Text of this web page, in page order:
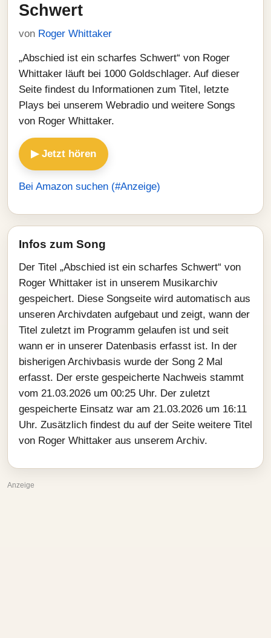
Schwert
von Roger Whittaker
„Abschied ist ein scharfes Schwert“ von Roger
Whittaker läuft bei 1000 Goldschlager. Auf dieser
Seite findest du Informationen zum Titel, letzte
Plays bei unserem Webradio und weitere Songs
von Roger Whittaker.
▶ Jetzt hören
Bei Amazon suchen (#Anzeige)
Infos zum Song
Der Titel „Abschied ist ein scharfes Schwert“ von
Roger Whittaker ist in unserem Musikarchiv
gespeichert. Diese Songseite wird automatisch aus
unseren Archivdaten aufgebaut und zeigt, wann der
Titel zuletzt im Programm gelaufen ist und seit
wann er in unserer Datenbasis erfasst ist. In der
bisherigen Archivbasis wurde der Song 2 Mal
erfasst. Der erste gespeicherte Nachweis stammt
vom 21.03.2026 um 00:25 Uhr. Der zuletzt
gespeicherte Einsatz war am 21.03.2026 um 16:11
Uhr. Zusätzlich findest du auf der Seite weitere Titel
von Roger Whittaker aus unserem Archiv.
Anzeige